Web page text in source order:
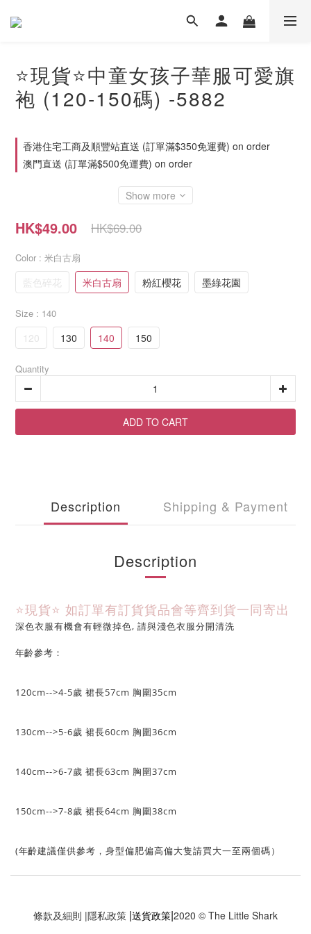
⭐現貨⭐中童女孩子華服可愛旗
袍 (120-150碼) -5882
香港住宅工商及順豐站直送 (訂單滿$350免運費) on order
澳門直送 (訂單滿$500免運費) on order
Show more
HK$49.00 HK$69.00
Color : 米白古扇
藍色碎花 米白古扇 粉紅櫻花 墨綠花園
Size : 140
120 130 140 150
Quantity
ADD TO CART
Description Shipping & Payment
Description
⭐現貨⭐ 如訂單有訂貨貨品會等齊到貨一同寄出
深色衣服有機會有輕微掉色, 請與淺色衣服分開清洗
年齡參考：
120cm-->4-5歲 裙長57cm 胸圍35cm
130cm-->5-6歲 裙長60cm 胸圍36cm
140cm-->6-7歲 裙長63cm 胸圍37cm
150cm-->7-8歲 裙長64cm 胸圍38cm
(年齡建議僅供參考，身型偏肥偏高偏大隻請買大一至兩個碼）
條款及細則 |隱私政策 |送貨政策|2020 © The Little Shark